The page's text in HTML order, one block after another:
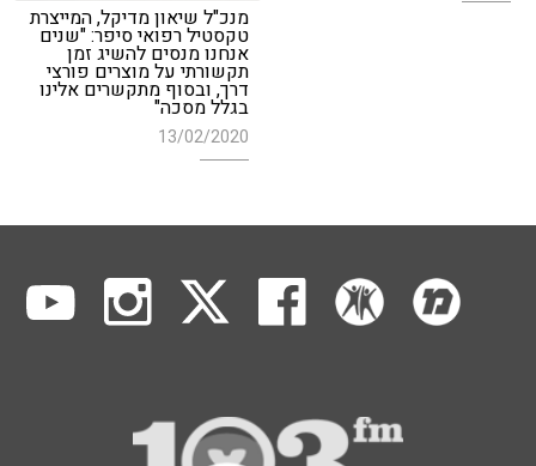
מנכ"ל שיאון מדיקל, המייצרת
טקסטיל רפואי סיפר: "שנים
אנחנו מנסים להשיג זמן
תקשורתי על מוצרים פורצי
דרך, ובסוף מתקשרים אלינו
בגלל מסכה"
13/02/2020